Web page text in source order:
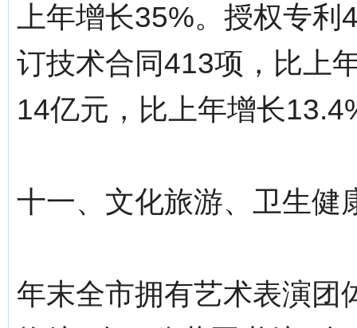
上年增长35%。授权专
订技术合同413项，比上
14亿元，比上年增长
十一、文化旅游、卫生健
年末全市拥有艺术表演团